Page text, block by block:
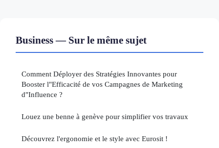
Business — Sur le même sujet
Comment Déployer des Stratégies Innovantes pour
Booster l"Efficacité de vos Campagnes de Marketing
d"Influence ?
Louez une benne à genève pour simplifier vos travaux
Découvrez l'ergonomie et le style avec Eurosit !